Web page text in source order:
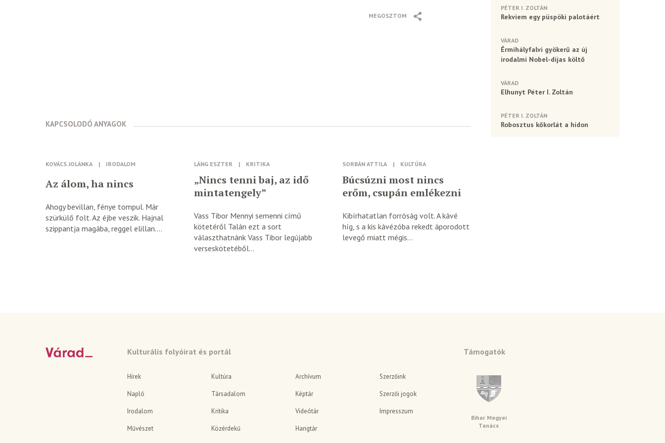
MEGOSZTOM
KAPCSOLODÓ ANYAGOK
KOVÁCS JOLÁNKA | IRODALOM
Az álom, ha nincs
Ahogy bevillan, fénye tompul. Már
szürkülő folt. Az éjbe veszik. Hajnal
szippantja magába, reggel elillan....
LÁNG ESZTER | KRITIKA
„Nincs tenni baj, az idő
mintatengely”
Vass Tibor Mennyi semenni című
kötetéről Talán ezt a sort
választhatnánk Vass Tibor legújabb
verseskötetéből...
SORBÁN ATTILA | KULTÚRA
Búcsúzni most nincs
erőm, csupán emlékezni
Kibírhatatlan forróság volt. A kávé
híg, s a kis kávézóba rekedt áporodott
levegő miatt mégis...
PÉTER I. ZOLTÁN
Rekviem egy püspöki palotáért
VÁRAD
Érmihályfalvi gyökerű az új
irodalmi Nobel-díjas költő
VÁRAD
Elhunyt Péter I. Zoltán
PÉTER I. ZOLTÁN
Robosztus kőkorlát a hídon
Kulturális folyóirat és portál
Hírek
Napló
Irodalom
Művészet
Kultúra
Társadalom
Kritika
Közérdekű
Archívum
Képtár
Videótár
Hangtár
Szerzőink
Szerzői jogok
Impresszum
Támogatók
Bihar Megyei
Tanács